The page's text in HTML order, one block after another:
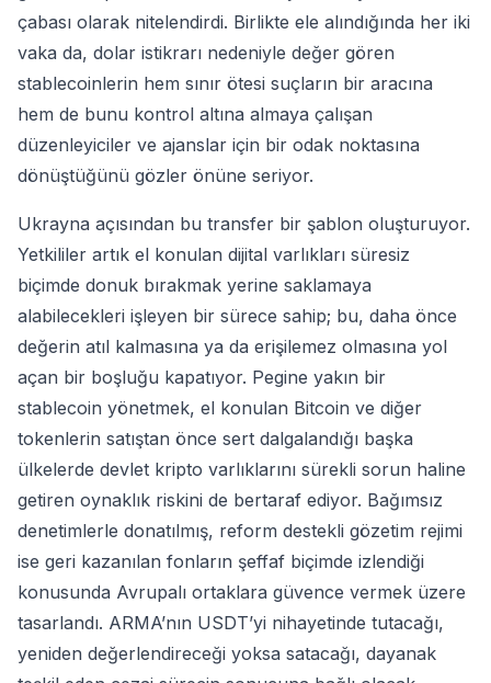
çabası olarak nitelendirdi. Birlikte ele alındığında her iki
vaka da, dolar istikrarı nedeniyle değer gören
stablecoinlerin hem sınır ötesi suçların bir aracına
hem de bunu kontrol altına almaya çalışan
düzenleyiciler ve ajanslar için bir odak noktasına
dönüştüğünü gözler önüne seriyor.
Ukrayna açısından bu transfer bir şablon oluşturuyor.
Yetkililer artık el konulan dijital varlıkları süresiz
biçimde donuk bırakmak yerine saklamaya
alabilecekleri işleyen bir sürece sahip; bu, daha önce
değerin atıl kalmasına ya da erişilemez olmasına yol
açan bir boşluğu kapatıyor. Pegine yakın bir
stablecoin yönetmek, el konulan Bitcoin ve diğer
tokenlerin satıştan önce sert dalgalandığı başka
ülkelerde devlet kripto varlıklarını sürekli sorun haline
getiren oynaklık riskini de bertaraf ediyor. Bağımsız
denetimlerle donatılmış, reform destekli gözetim rejimi
ise geri kazanılan fonların şeffaf biçimde izlendiği
konusunda Avrupalı ortaklara güvence vermek üzere
tasarlandı. ARMA’nın USDT’yi nihayetinde tutacağı,
yeniden değerlendireceği yoksa satacağı, dayanak